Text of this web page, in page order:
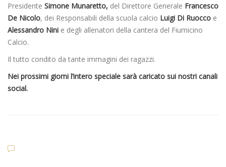
Presidente Simone Munaretto, del Direttore Generale Francesco
De Nicolo, dei Responsabili della scuola calcio Luigi Di Ruocco e
Alessandro Nini e degli allenatori della cantera del Fiumicino
Calcio.
Il tutto condito da tante immagini dei ragazzi.
Nei prossimi giorni l’intero speciale sarà caricato sui nostri canali
social.